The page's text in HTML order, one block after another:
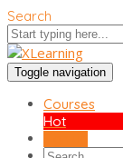
Search
Toggle navigation
Courses
Hot